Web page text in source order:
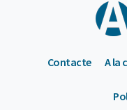
Contacte A la